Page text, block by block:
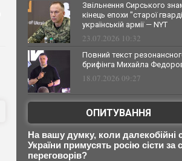
Звільнення Сирського
кінець епохи "старої
українській армії — NYT
23.07.2026 10:32
Повний текст
брифінга Михайла
18.07.2026 09:27
ОПИТУВАННЯ
На вашу думку, коли далекобійні
України примусять росію сісти за
переговорів?